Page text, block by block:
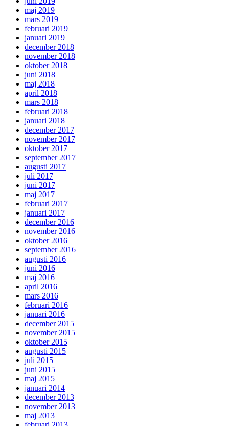
maj 2019
mars 2019
februari 2019
januari 2019
december 2018
november 2018
oktober 2018
juni 2018
maj 2018
april 2018
mars 2018
februari 2018
januari 2018
december 2017
november 2017
oktober 2017
september 2017
augusti 2017
juli 2017
juni 2017
maj 2017
februari 2017
januari 2017
december 2016
november 2016
oktober 2016
september 2016
augusti 2016
juni 2016
maj 2016
april 2016
mars 2016
februari 2016
januari 2016
december 2015
november 2015
oktober 2015
augusti 2015
juli 2015
juni 2015
maj 2015
januari 2014
december 2013
november 2013
maj 2013